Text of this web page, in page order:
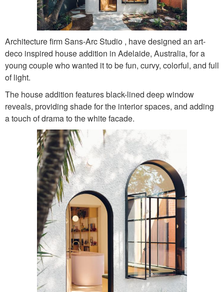
Architecture firm Sans-Arc Studio , have designed an art-
deco inspired house addition in Adelaide, Australia, for a
young couple who wanted it to be fun, curvy, colorful, and full
of light.
The house addition features black-lined deep window
reveals, providing shade for the interior spaces, and adding
a touch of drama to the white facade.